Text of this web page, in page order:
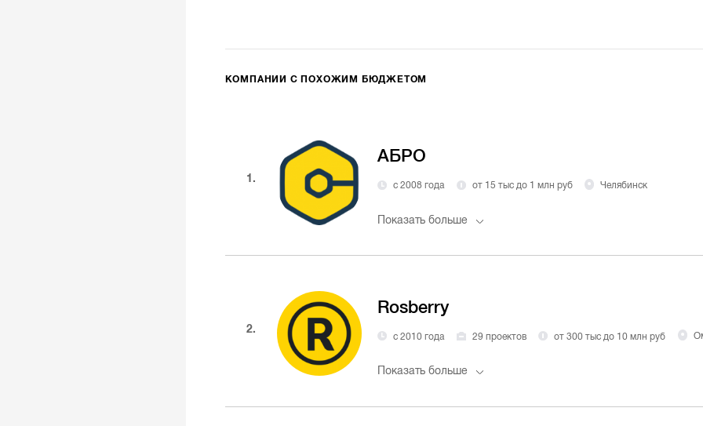
КОМПАНИИ С ПОХОЖИМ БЮДЖЕТОМ
1.
АБРО
с 2008 года от 15 тыс до 1 млн руб Челябинск
Показать больше
2.
Rosberry
с 2010 года 29 проектов от 300 тыс до 10 млн руб
Показать больше